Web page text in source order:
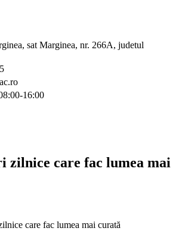
sat Marginea, nr. 266A, judetul
16:00
zilnice care fac lumea mai
care fac lumea mai curată